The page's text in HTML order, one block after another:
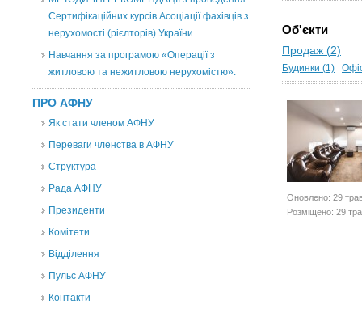
Сертифікаційних курсів Асоціації фахівців з
нерухомості (рієлторів) України
Навчання за програмою «Операції з
житловою та нежитловою нерухомістю».
ПРО АФНУ
Як стати членом АФНУ
Переваги членства в АФНУ
Структура
Рада АФНУ
Президенти
Комітети
Відділення
Пульс АФНУ
Контакти
Об'єкти
Продаж (2)
Будинки (1)
Оновлено: 29
Розміщено: 29